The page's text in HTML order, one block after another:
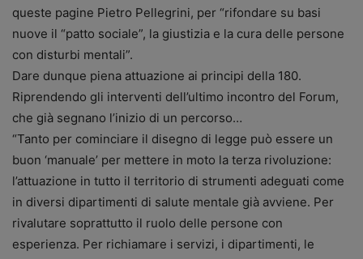
queste pagine Pietro Pellegrini, per “rifondare su basi
nuove il “patto sociale”, la giustizia e la cura delle persone
con disturbi mentali”.
Dare dunque piena attuazione ai principi della 180.
Riprendendo gli interventi dell’ultimo incontro del Forum,
che già segnano l’inizio di un percorso…
“Tanto per cominciare il disegno di legge può essere un
buon ‘manuale’ per mettere in moto la terza rivoluzione:
l’attuazione in tutto il territorio di strumenti adeguati come
in diversi dipartimenti di salute mentale già avviene. Per
rivalutare soprattutto il ruolo delle persone con
esperienza. Per richiamare i servizi, i dipartimenti, le